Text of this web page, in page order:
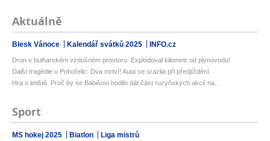
Aktuálně
Blesk Vánoce Kalendář svátků 2025 INFO.cz
Dron v bulharském vzdušném prostoru: Explodoval kilometr od plynovodu!
Další tragédie u Pohořelic: Dva mrtví! Auta se srazila při předjíždění
Hra o letiště. Proč by se Babišovi hodilo dát část ruzyňských akcií na...
Sport
MS hokej 2025 Biatlon Liga mistrů